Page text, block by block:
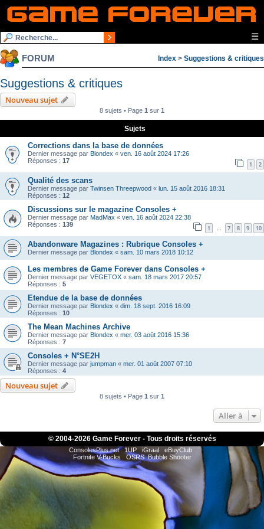
☰
FORUM Index > Suggestions & critiques
Suggestions & critiques
Nouveau sujet
8 sujets • Page 1 sur 1
Sujets
Corrections dans la base de données
Dernier message par Blondex « ven. 16 août 2024 17:26
Réponses : 17 1 2
Qualité des scans
Dernier message par Twinsen Threepwood « lun. 15 août 2016 18:31
Réponses : 12
Discussions sur le magazine Consoles +
Dernier message par MadMax « ven. 16 août 2024 22:38
Réponses : 139 1 … 7 8 9 10
Abandonware Magazines : Rubrique Consoles +
Dernier message par Blondex « sam. 10 mars 2018 10:12
Les membres de Game Forever dans Consoles +
Dernier message par VEGETOX « sam. 18 mars 2017 20:57
Réponses : 5
Etendue de la base de données
Dernier message par Blondex « dim. 18 sept. 2016 16:09
Réponses : 10
The Mean Machines Archive
Dernier message par Blondex « mer. 03 août 2016 15:36
Réponses : 7
Consoles + N°SE2H
Dernier message par jumpman « mer. 01 août 2007 07:10
Réponses : 4
Nouveau sujet
8 sujets • Page 1 sur 1
Aller à
© 2004-2026 Game Forever - Tous droits réservés
ConsolesPlus.net 1UP iGraal
eBuyClub
Fortnite V-Bucks
OSRS Bubble Shooter